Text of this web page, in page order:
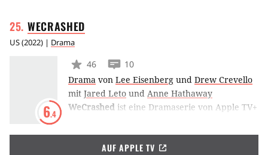
WECRASHED
US(2022) | Drama
6.4
46
10
Drama von Lee Eisenberg und Drew Crevello
mit Jared Leto und Anne Hathaway
WeCrashed ist eine Dramaserie von Apple TV+
Hautrollen. Basierend auf dem gleichnamigen
Podcast wird die Geschichte des Startup-
AUF APPLE TV